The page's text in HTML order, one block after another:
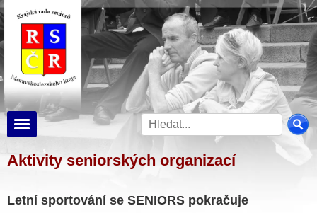
Aktivity seniorských organizací
Letní sportování se SENIORS pokračuje